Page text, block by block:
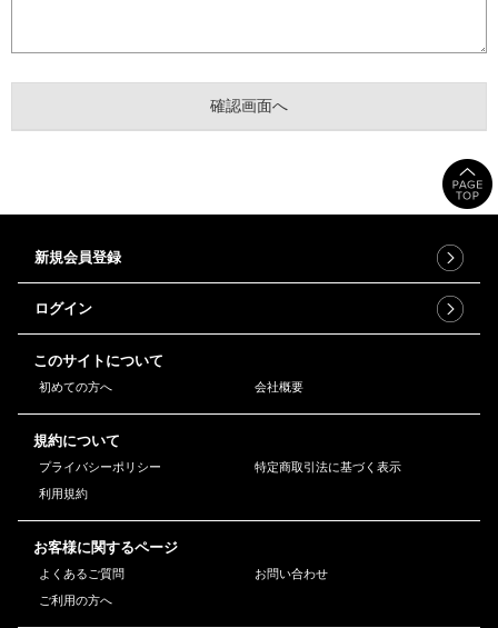
新規会員登録
ログイン
このサイトについて
初めての方へ 会社概要
規約について
プライバシーポリシー
特定商取引法に基づく表示
利用規約
お客様に関するページ
よくあるご質問
お問い合わせ
ご利用の方へ